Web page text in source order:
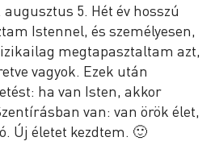
5. Hét év hosszú
Istennel, és személyesen,
megtapasztaltam azt,
vagyok. Ezek után
ha van Isten, akkor
van: van örök élet,
Új életet kezdtem. 🙂